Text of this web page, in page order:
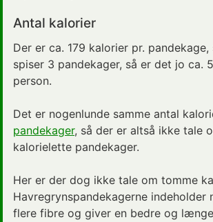
Antal kalorier
Der er ca. 179 kalorier pr. pandekage,
spiser 3 pandekager, så er det jo ca.
person.
Det er nogenlunde samme antal
pandekager, så der er altså ikke tale
kalorielette pandekager.
Her er der dog ikke tale om tomme
Havregrynspandekagerne indeholder
flere fibre og giver en bedre og